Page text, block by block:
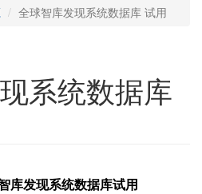
全球智库发现系统数据库 试用
系统数据库
库发现系统数据库试用